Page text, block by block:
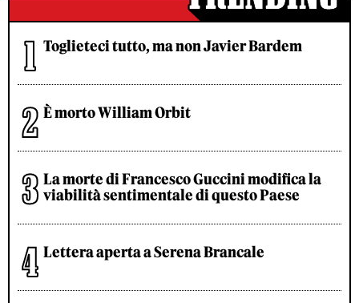
Toglieteci tutto, ma non Javier Bardem
È morto William Orbit
La morte di Francesco Guccini modifica la
viabilità sentimentale di questo Paese
Lettera aperta a Serena Brancale